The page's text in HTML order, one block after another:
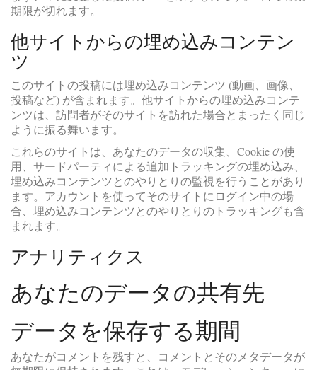
期限が切れます。
他サイトからの埋め込みコンテン
ツ
このサイトの投稿には埋め込みコンテンツ (動画、画像、
投稿など) が含まれます。他サイトからの埋め込みコンテ
ンツは、訪問者がそのサイトを訪れた場合とまったく同じ
ように振る舞います。
これらのサイトは、あなたのデータの収集、Cookie の使
用、サードパーティによる追加トラッキングの埋め込み、
埋め込みコンテンツとのやりとりの監視を行うことがあり
ます。アカウントを使ってそのサイトにログイン中の場
合、埋め込みコンテンツとのやりとりのトラッキングも含
まれます。
アナリティクス
あなたのデータの共有先
データを保存する期間
あなたがコメントを残すと、コメントとそのメタデータが